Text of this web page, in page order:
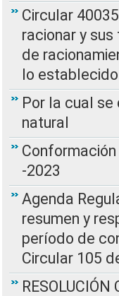
Circular
racionar y
de
lo
Por la cual
natural
-2023
Agenda
resumen y
período de
Circular 105